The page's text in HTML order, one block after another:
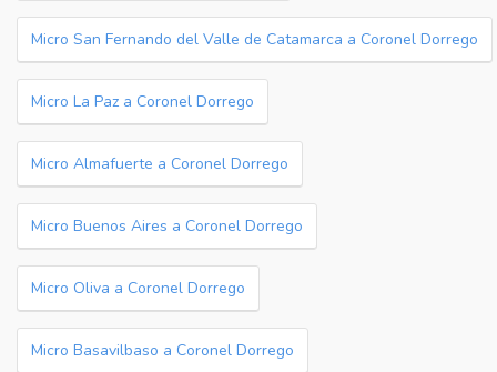
Micro San Fernando del Valle de Catamarca a Coronel Dorrego
Micro La Paz a Coronel Dorrego
Micro Almafuerte a Coronel Dorrego
Micro Buenos Aires a Coronel Dorrego
Micro Oliva a Coronel Dorrego
Micro Basavilbaso a Coronel Dorrego